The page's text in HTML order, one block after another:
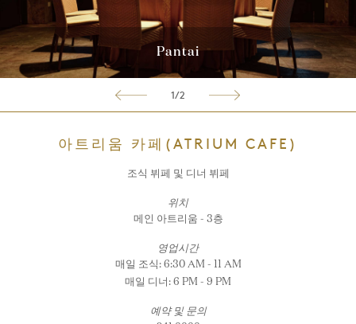
Pantai
1/2
아트리움 카페(ATRIUM CAFE)
조식 뷔페 및 디너 뷔페
위치
메인 아트리움 - 3층
영업시간
매일 조식: 6:30 AM - 11 AM
매일 디너: 6 PM - 9 PM
예약 및 문의